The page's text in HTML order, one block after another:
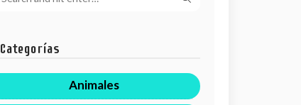
Categorías
Animales